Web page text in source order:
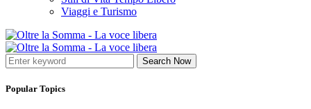
Viaggi e Turismo
Search Now
Popular Topics